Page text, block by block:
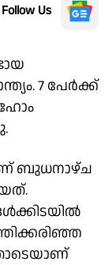
Follow Us
7 പേർക്ക്
ബുധനാഴ്ച